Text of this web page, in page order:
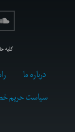
کلیه
درباره ما
سیاست حریم